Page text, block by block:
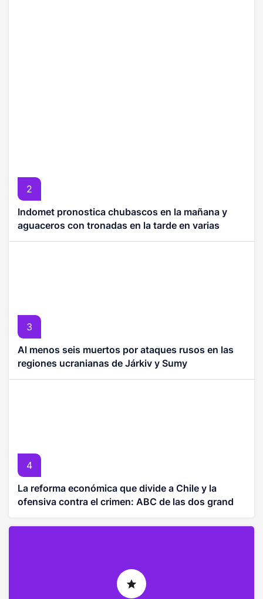
2
Indomet pronostica chubascos en la mañana y
aguaceros con tronadas en la tarde en varias
provincias
3
Al menos seis muertos por ataques rusos en las
regiones ucranianas de Járkiv y Sumy
4
La reforma económica que divide a Chile y la
ofensiva contra el crimen: ABC de las dos grandes